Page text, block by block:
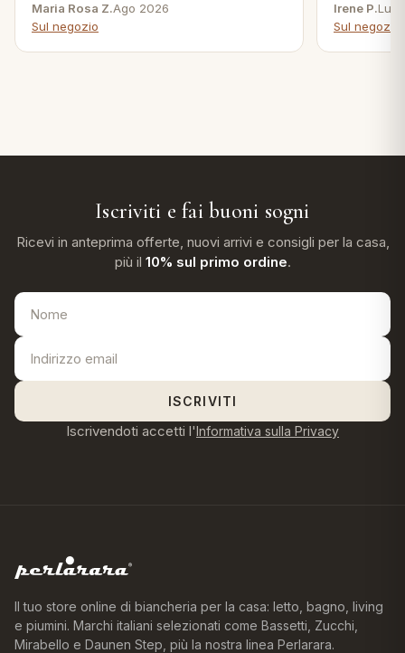
Maria Rosa Z.Ago 2026
Sul negozio
Irene P.Lug
Sul negozio
Iscriviti e fai buoni sogni
Ricevi in anteprima offerte, nuovi arrivi e consigli per la casa,
più il 10% sul primo ordine.
ISCRIVITI
Iscrivendoti accetti l'Informativa sulla Privacy
Il tuo store online di biancheria per la casa: letto, bagno, living
e piumini. Marchi italiani selezionati come Bassetti, Zucchi,
Mirabello e Daunen Step, più la nostra linea Perlarara.